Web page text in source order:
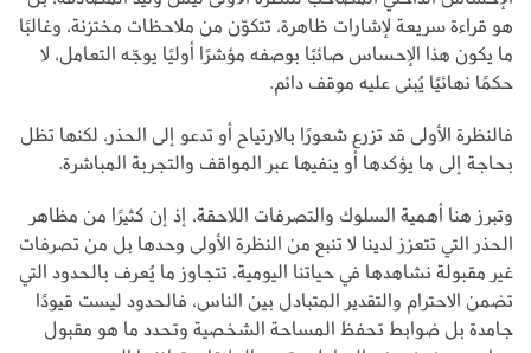
هو قراءة سريعة لإشارات ظاهرة، تتكوّن من ملاحظات مختزنة، وغالبًا
ما يكون هذا الإحساس صائبًا بوصفه مؤشرًا أوليًا يوجّه التعامل، لا
حكمًا نهائيًا يُبنى عليه موقف دائم.
فالنظرة الأولى قد تزرع شعورًا بالارتياح أو تدعو إلى الحذر، لكنها تظل
بحاجة إلى ما يؤكدها أو ينفيها عبر المواقف والتجربة المباشرة.
وتبرز هنا أهمية السلوك والتصرفات اللاحقة، إذ إن كثيرًا من مظاهر
الحذر التي تتعزز لدينا لا تنبع من النظرة الأولى وحدها بل من تصرفات
غير مقبولة نشاهدها في حياتنا اليومية، تتجاوز ما يُعرف بالحدود التي
تضمن الاحترام والتقدير المتبادل بين الناس، فالحدود ليست قيودًا
جامدة بل ضوابط تحفظ المساحة الشخصية وتحدد ما هو مقبول